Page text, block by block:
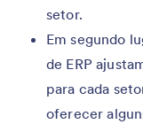
setor.
Em segundo
de ERP
para cada
oferecer